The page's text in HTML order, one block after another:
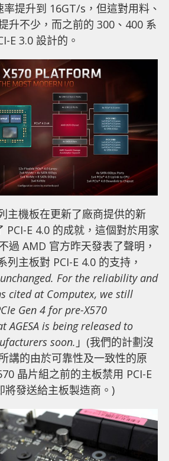
率提升到 16GT/s，但這對用料、
升不少，而之前的 300、400 系
E 3.0 設計的。
主機板在更新了廠商提供的新
PCI-E 4.0 的成就，這個對於用家
過 AMD 官方昨天發表了聲明，
列主板對 PCI-E 4.0 的支持，
For the reliability and
cited at Computex, we still
Gen 4 for pre-X570
AGESA is being released to
soon. 」(我們的計劃沒
講的由於可靠性及一致性的原
晶片組之前的主板禁用 PCI-E
將發送給主板製造商。)